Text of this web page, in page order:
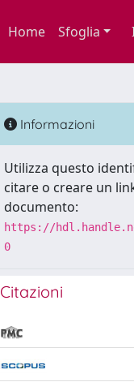
Home Sfoglia
Informazioni
Utilizza questo
citare o creare un
documento:
https://
0
Citazioni